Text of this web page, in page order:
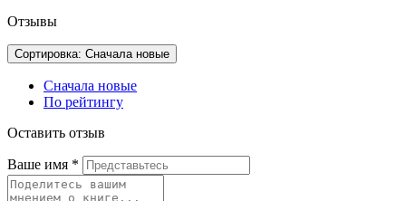
Отзывы
Сортировка: Сначала новые
Сначала новые
По рейтингу
Оставить отзыв
Ваше имя *